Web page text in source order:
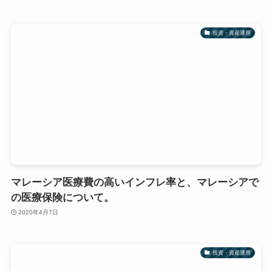
投資・資産運用
マレーシア医療費の高いインフレ率と、マレーシアで
の医療保険について。
2020年4月7日
投資・資産運用